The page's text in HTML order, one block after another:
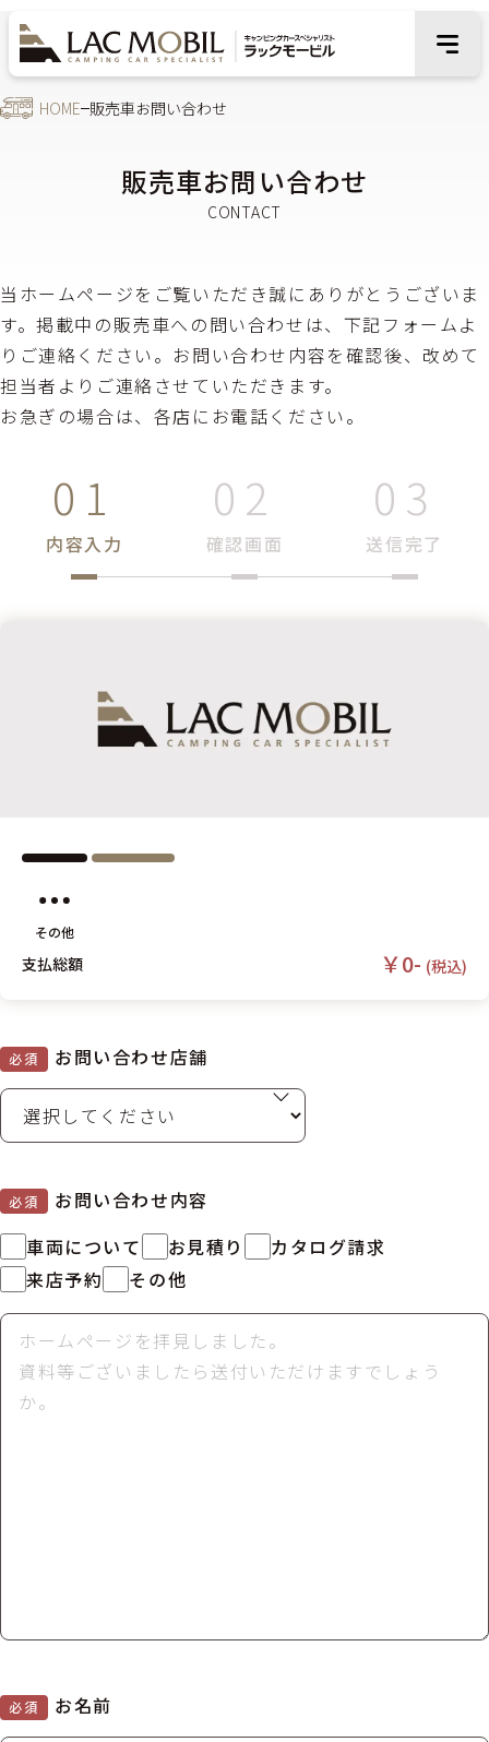
HOME 販売車お問い合わせ
販売車お問い合わせ
当ホームページをご覧いただき誠にありがとうございま
す。掲載中の販売車への問い合わせは、下記フォームよ
りご連絡ください。お問い合わせ内容を確認後、改めて
担当者よりご連絡させていただきます。
お急ぎの場合は、各店にお電話ください。
内容入力 確認画面 送信完了
その他
支払総額 ￥0- (税込)
必須 お問い合わせ店舗
必須
お問い合わせ内容
車両について
お見積り
カタログ請求
来店予約
その他
必須 お名前